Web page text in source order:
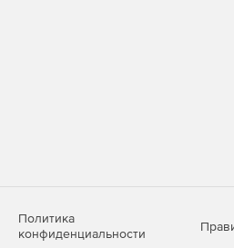
Политика
конфиденциальности